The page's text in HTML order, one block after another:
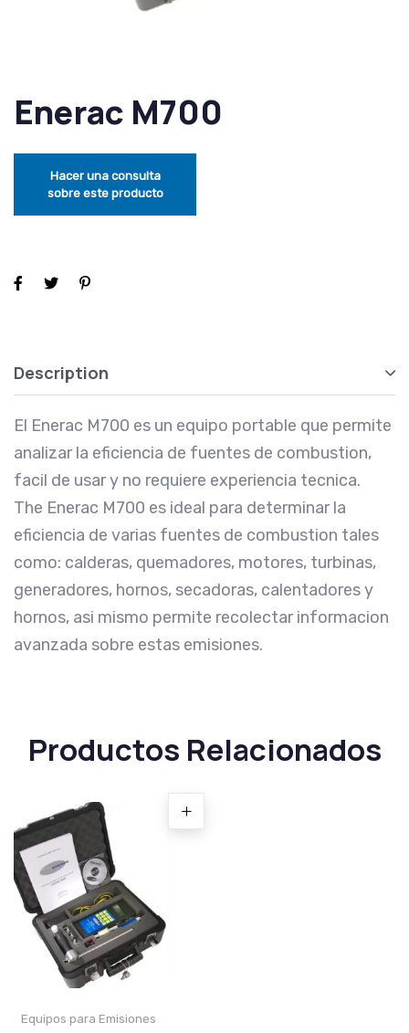
Enerac M700
Description
El Enerac M700 es un equipo portable que permite
analizar la eficiencia de fuentes de combustion,
facil de usar y no requiere experiencia tecnica.
The Enerac M700 es ideal para determinar la
eficiencia de varias fuentes de combustion tales
como: calderas, quemadores, motores, turbinas,
generadores, hornos, secadoras, calentadores y
hornos, asi mismo permite recolectar informacion
avanzada sobre estas emisiones.
Productos Relacionados
Equipos para Emisiones